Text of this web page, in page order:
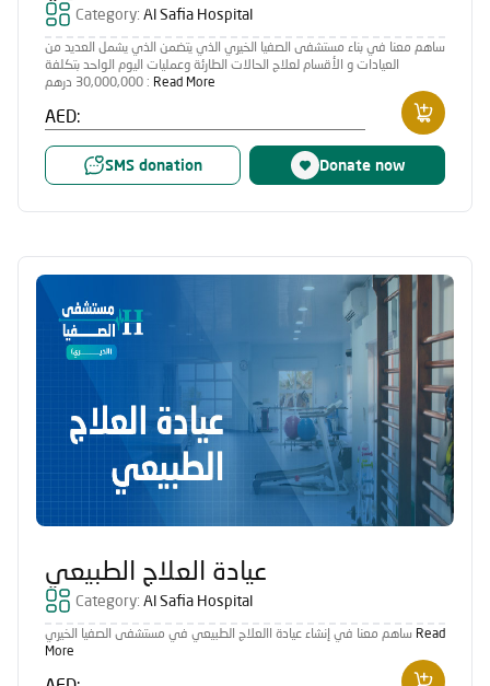
Category: Al Safia Hospital
ساهم معنا في بناء مستشفى الصفيا الخيري الذي يتضمن الذي يشمل العديد من
العيادات و الأقسام لعلاج الحالات الطارئة وعمليات اليوم الواحد بتكلفة
Read More
AED:
SMS donation Donate now
عيادة العلاج الطبيعي
Category: Al Safia Hospital
Read
More